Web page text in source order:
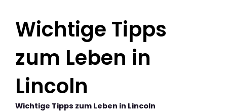
Wichtige Tipps
zum Leben in
Lincoln
Wichtige Tipps zum Leben in Lincoln